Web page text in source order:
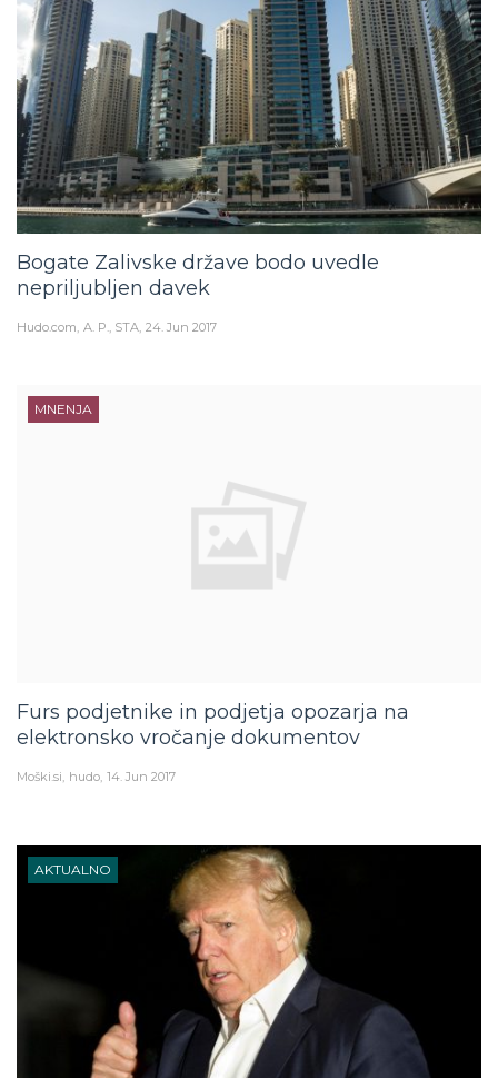
Bogate Zalivske države bodo uvedle
nepriljubljen davek
Hudo.com A. P., STA 24. Jun 2017
MNENJA
Furs podjetnike in podjetja opozarja na
elektronsko vročanje dokumentov
Moški.si hudo 14. Jun 2017
AKTUALNO